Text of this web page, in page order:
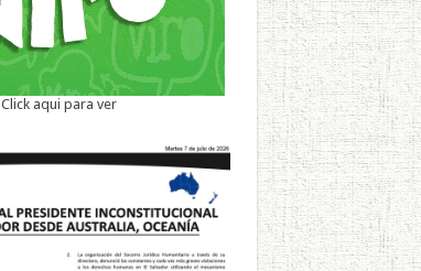
Click aqui para ver